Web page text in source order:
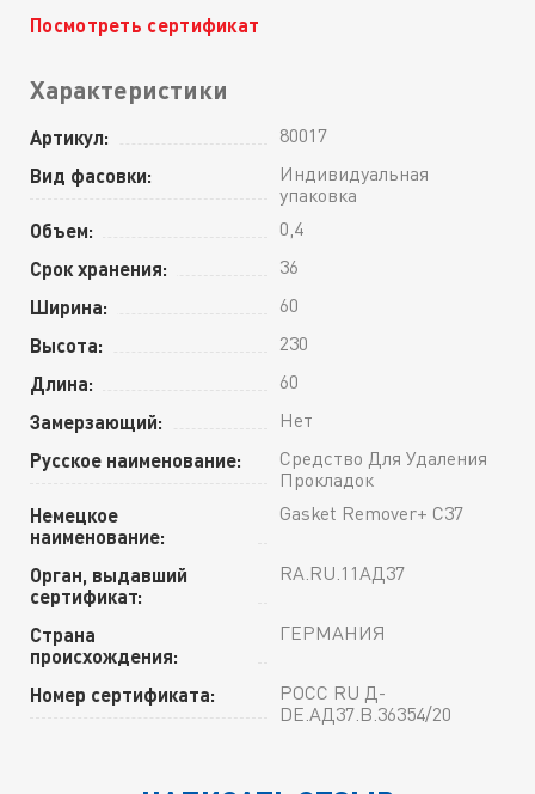
Посмотреть сертификат
Характеристики
Артикул: 80017
Вид фасовки:
Индивидуальная
упаковка
Объем: 0,4
Срок хранения: 36
Ширина: 60
Высота: 230
Длина: 60
Замерзающий: Нет
Русское наименование:
Средство Для Удаления
Прокладок
Немецкое
наименование:
Gasket Remover+ C37
Орган, выдавший
сертификат:
RA.RU.11АД37
Страна
происхождения:
ГЕРМАНИЯ
Номер сертификата:
РОСС RU Д-
DE.АД37.В.36354/20